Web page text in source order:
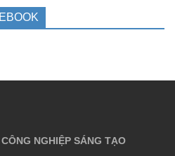
NGHIỆP SÁNG TẠO